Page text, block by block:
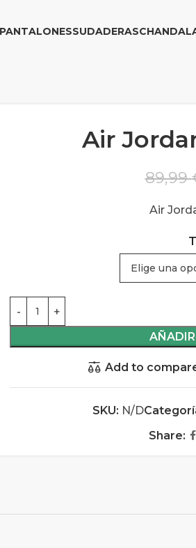
PANTALONESSUDADERASCHANDAL
Air
89,99
Air
Add to
SKU: N/D
Share: